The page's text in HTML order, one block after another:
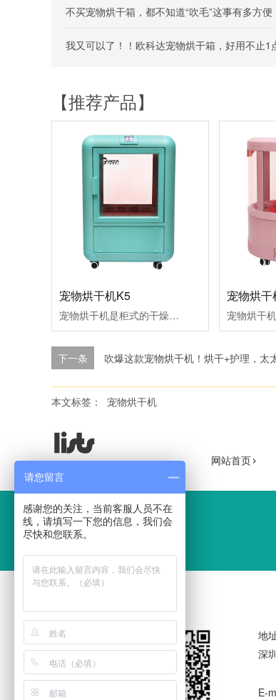
不买宠物烘干箱，都不知道“吹毛”这事有多方便
我又可以了！！欧科达宠物烘干箱，好用不止1
【推荐产品】
宠物烘干机K5
宠物烘干机是柜式的干燥室，用来宠物干燥和空气浴。拥有红外灯组件，离子发生器组件，氧气/芳香治疗和毛发收集功能适合品种：1只体重小于5KG的小型犬或猫。
宠物烘
下一条 吹爆这款宠物烘干机！烘干+护理，太
本文标签： 宠物烘干机
网站首页
地
深
E-
请您留言
感谢您的关注，当前客服人员不在
线，请填写一下您的信息，我们会
尽快和您联系。